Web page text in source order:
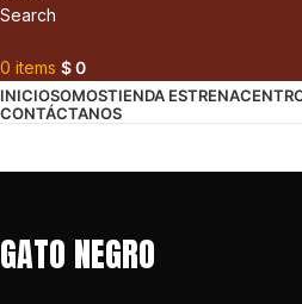
Search
0 items $0
INICIOSOMOSTIENDA ESTRENA
CONTÁCTANOS
GATO NEGRO